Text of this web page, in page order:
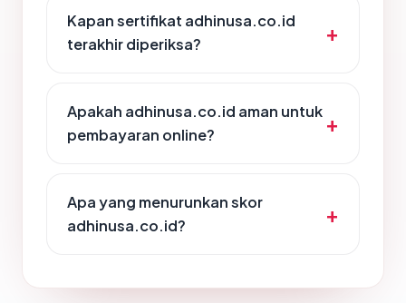
Kapan sertifikat adhinusa.co.id
terakhir diperiksa?
Apakah adhinusa.co.id aman untuk
pembayaran online?
Apa yang menurunkan skor
adhinusa.co.id?